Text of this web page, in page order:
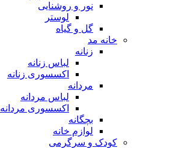
نور و روشنایی
لوستر
گل و گیاه
خانه مد
زنانه
لباس زنانه
اکسسوری زنانه
مردانه
لباس مردانه
اکسسوری مردانه
بچگانه
لوازم خانه
کودک و سرگرمی